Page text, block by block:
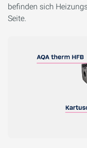
befinden sich
Seite.